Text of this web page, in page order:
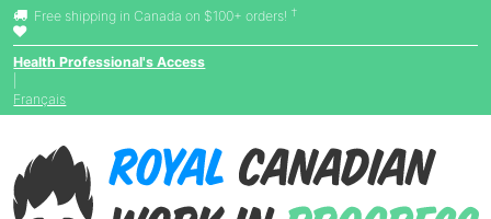
Free shipping in Canada on $100+ orders! †
Health Professional's Access
Français